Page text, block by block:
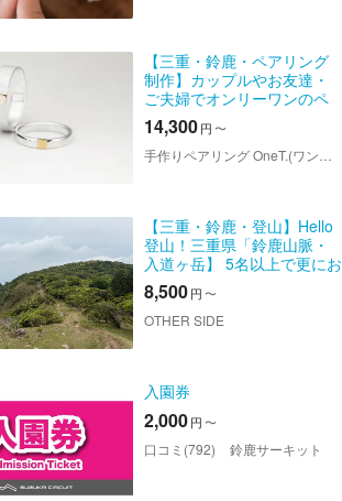
【三重・鈴鹿・ペアリング
制作】カップルやお友達・
ご夫婦でオンリーワンのペ
アリング制作！＜プラス
One＞
14,300円 〜
【三重・鈴鹿・登山】Hello
登山！三重県「鈴鹿山脈・
入道ヶ岳】 5名以上で更にお
得に！
8,500円 〜
OTHER SIDE
入園券
2,000円 〜
口コミ(792) 鈴鹿サーキット